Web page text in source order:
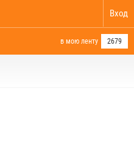
Вход
в мою ленту 2679